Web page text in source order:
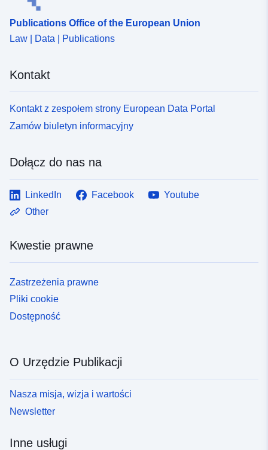
uriRef:
http://data.europa.eu/88u/dataset/
Publications Office of the European Union
Law | Data | Publications
Kontakt
Kontakt z zespołem strony European Data Portal
Zamów biuletyn informacyjny
Dołącz do nas na
LinkedIn Facebook
Youtube
Other
Kwestie prawne
Zastrzeżenia prawne
Pliki cookie
Dostępność
O Urzędzie Publikacji
Nasza misja, wizja i wartości
Newsletter
Inne usługi